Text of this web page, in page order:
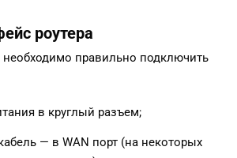
роутера
необходимо правильно подключить
в круглый разъем;
— в WAN порт (на некоторых